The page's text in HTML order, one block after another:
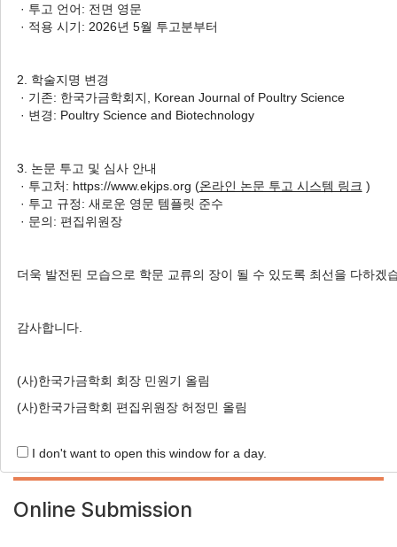
1 Articles are founded.
25 Microsatellite Markers
MS 마커를 활용한 지역별 오계
Hee-Jong Roh
, Kwan-Woo Kim
, Jin-Wook Lee
, Da-Yeon Jeon , Seung-Chang Kim
Jeon
, Yeoung-Gyu Ko
노희종, 김관우, 이진욱, 전다연, 김승창, 전익수, 고응규, 이준헌, 김성희, 백준종, 오
Korean J. Poult. Sci. 2018;45(3):229-236.
HTML PDF PubReader
Online Submission
· 투고 언어: 전면 영문
· 적용 시기: 2026년 5월 투고분부터
2. 학술지명 변경
· 기존: 한국가금학회지, Korean Journal of Poultry Science
· 변경: Poultry Science and Biotechnology
3. 논문 투고 및 심사 안내
· 투고처: https://www.ekjps.org (온라인 논문 투고 시스템 링크 )
· 투고 규정: 새로운 영문 템플릿 준수
· 문의: 편집위원장
더욱 발전된 모습으로 학문 교류의 장이 될 수 있도록 최선을 다하겠
감사합니다.
(사)한국가금학회 회장 민원기 올림
(사)한국가금학회 편집위원장 허정민 올림
I don't want to open this window for a day.